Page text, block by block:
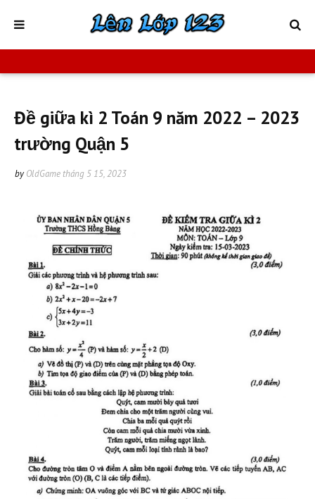
Đề giữa kì 2 Toán 9 năm 2022 – 2023
trường Quận 5
by OldGame tháng 5 15, 2023